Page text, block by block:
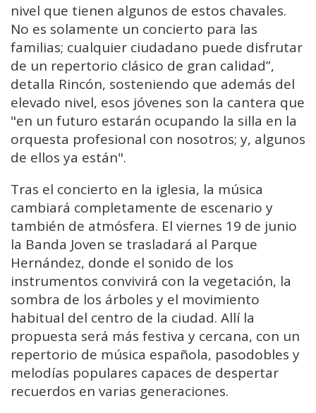
nivel que tienen algunos de estos chavales.
No es solamente un concierto para las
familias; cualquier ciudadano puede disfrutar
de un repertorio clásico de gran calidad”,
detalla Rincón, sosteniendo que además del
elevado nivel, esos jóvenes son la cantera que
"en un futuro estarán ocupando la silla en la
orquesta profesional con nosotros; y, algunos
de ellos ya están".
Tras el concierto en la iglesia, la música
cambiará completamente de escenario y
también de atmósfera. El viernes 19 de junio
la Banda Joven se trasladará al Parque
Hernández, donde el sonido de los
instrumentos convivirá con la vegetación, la
sombra de los árboles y el movimiento
habitual del centro de la ciudad. Allí la
propuesta será más festiva y cercana, con un
repertorio de música española, pasodobles y
melodías populares capaces de despertar
recuerdos en varias generaciones.